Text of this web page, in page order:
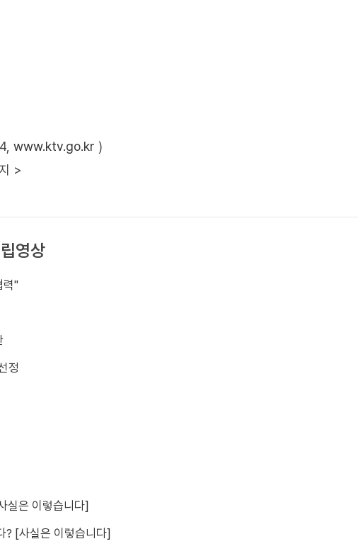
www.ktv.go.kr )
>
영상
력"
정
실은 이렇습니다]
? [사실은 이렇습니다]